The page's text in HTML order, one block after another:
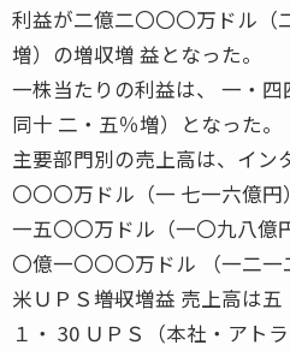
利益が二億二〇〇〇万ドル（
増）の増収増 益となった。
一株当たりの利益は、 一・四
同十 二・五％増）となった。
主要部門別の売上高は、イン
〇〇〇万ドル（一 七一六億
一五〇〇万ドル（一〇九八億
〇億一〇〇〇万ドル （一二一
米ＵＰＳ――増収増益 売上高は
１・ 30 ＵＰＳ（本社・アト